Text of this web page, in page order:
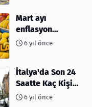
Mart ayı
enflasyon
rakamları
6 yıl önce
İtalya'da Son 24
Saatte Kaç Kişi
Öldü6 yıl önce